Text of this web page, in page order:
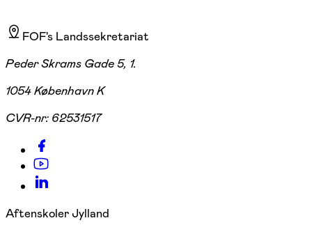
FOF's Landssekretariat
Peder Skrams Gade 5, 1.
1054 København K
CVR-nr: 62531517
Aftenskoler Jylland